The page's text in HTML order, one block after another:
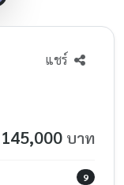
แชร์
145,000 บาท
9